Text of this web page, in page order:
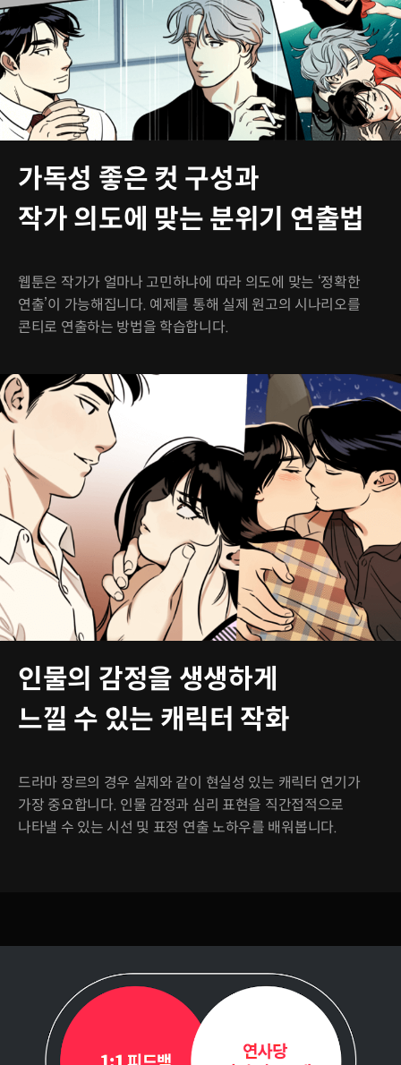
가독성 좋은 컷 구성과
작가 의도에 맞는 분위기 연출법
웹툰은 작가가 얼마나 고민하냐에 따라 의도에 맞는 ‘정확한
연출’이 가능해집니다. 예제를 통해 실제 원고의 시나리오를
콘티로 연출하는 방법을 학습합니다.
인물의 감정을 생생하게
느낄 수 있는 캐릭터 작화
드라마 장르의 경우 실제와 같이 현실성 있는 캐릭터 연기가
가장 중요합니다. 인물 감정과 심리 표현을 직간접적으로
나타낼 수 있는 시선 및 표정 연출 노하우를 배워봅니다.